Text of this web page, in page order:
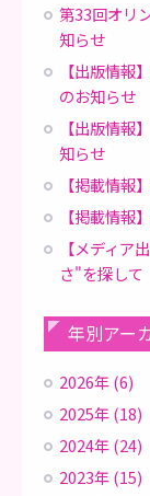
第33回オリ
知らせ
【出版情
のお知らせ
【出版情
知らせ
【掲載情
【掲載情報
【メディア
さ"を探し
年別アー
2026年 (6)
2025年 (18)
2024年 (24)
2023年 (15)